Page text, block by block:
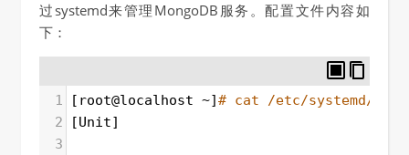
过systemd来管理MongoDB服务。配置文件内容如
下：
1 [root@localhost ~]# cat /etc/systemd/
2
[Unit]
3